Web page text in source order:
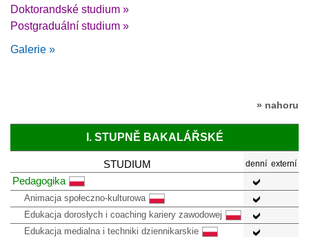
Doktorandské studium »
Postgraduální studium »
Galerie »
» nahoru
I. STUPNĚ BAKALÁŘSKÉ
STUDIUM denní externí
Pedagogika
Animacja społeczno-kulturowa
Edukacja dorosłych i coaching kariery zawodowej
Edukacja medialna i techniki dziennikarskie